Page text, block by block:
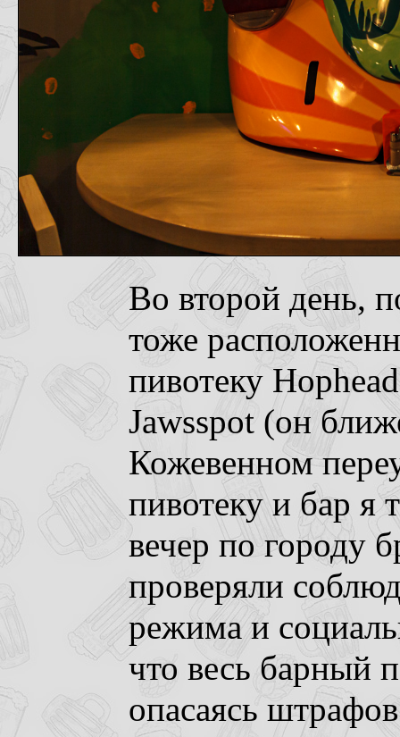
Во второй день,
тоже
пивотеку
Jawsspot (он
Кожевенном
пивотеку и бар я
вечер по городу
проверяли
режима и
что весь барный
опасаясь